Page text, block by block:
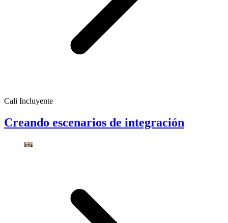
Cali Incluyente
Creando escenarios de integración